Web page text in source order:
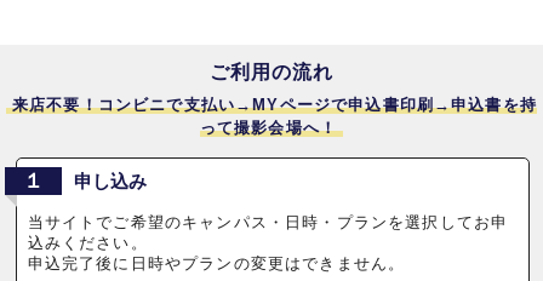
ご利用の流れ
来店不要！コンビニで支払い→MYページで申込書印刷→申込書を持
って撮影会場へ！
１ 申し込み
当サイトでご希望のキャンパス・日時・プランを選択してお申
込みください。
申込完了後に日時やプランの変更はできません。